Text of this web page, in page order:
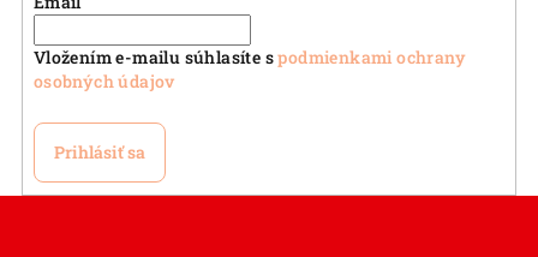
Vložením e-mailu súhlasíte spodmienkami ochrany
osobných údajov
Prihlásiť sa